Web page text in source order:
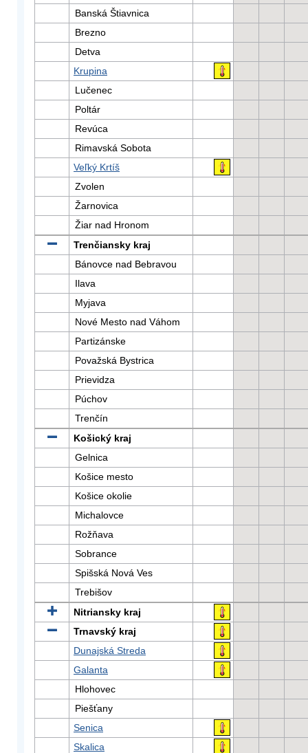
Banská Štiavnica
Brezno
Detva
Krupina
Lučenec
Poltár
Revúca
Rimavská Sobota
Veľký Krtíš
Zvolen
Žarnovica
Žiar nad Hronom
Trenčiansky kraj
Bánovce nad Bebravou
Ilava
Myjava
Nové Mesto nad Váhom
Partizánske
Považská Bystrica
Prievidza
Púchov
Trenčín
Košický kraj
Gelnica
Košice mesto
Košice okolie
Michalovce
Rožňava
Sobrance
Spišská Nová Ves
Trebišov
Nitriansky kraj
Trnavský kraj
Dunajská Streda
Galanta
Hlohovec
Piešťany
Senica
Skalica